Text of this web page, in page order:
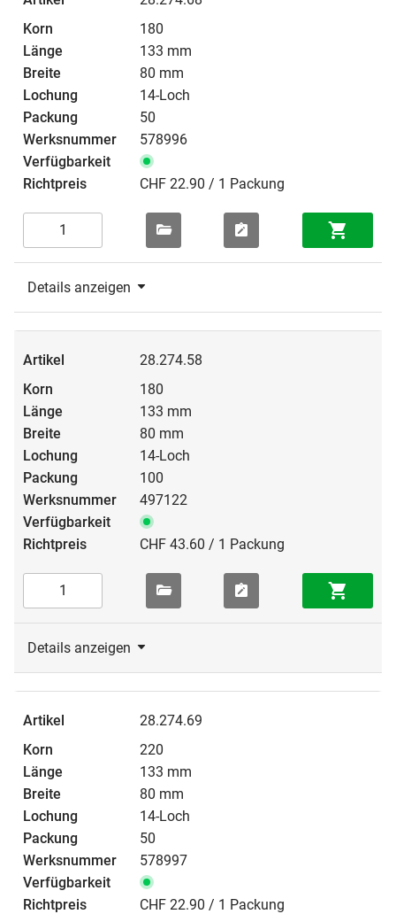
180
133 mm
80 mm
14-Loch
50
578996
CHF 22.90 / 1 Packung
Details anzeigen
28.274.58
180
133 mm
80 mm
14-Loch
100
497122
CHF 43.60 / 1 Packung
Details anzeigen
28.274.69
220
133 mm
80 mm
14-Loch
50
578997
CHF 22.90 / 1 Packung